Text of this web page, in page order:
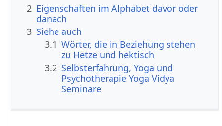
2 Eigenschaften im Alphabet davor oder
danach
3 Siehe auch
3.1 Wörter, die in Beziehung stehen
zu Hetze und hektisch
3.2 Selbsterfahrung, Yoga und
Psychotherapie Yoga Vidya
Seminare